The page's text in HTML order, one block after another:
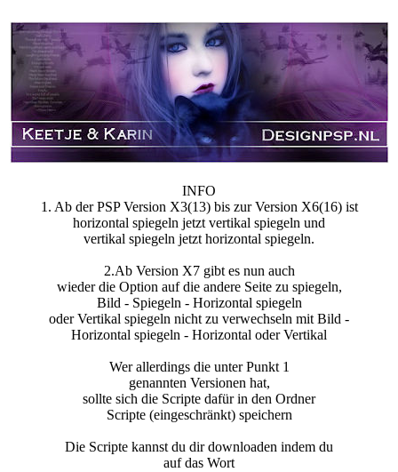
INFO
1. Ab der PSP Version X3(13) bis zur Version X6(16) ist
horizontal spiegeln jetzt vertikal spiegeln und
vertikal spiegeln jetzt horizontal spiegeln.
2.Ab Version X7 gibt es nun auch
wieder die Option auf die andere Seite zu spiegeln,
Bild - Spiegeln - Horizontal spiegeln
oder Vertikal spiegeln nicht zu verwechseln mit Bild -
Horizontal spiegeln - Horizontal oder Vertikal
Wer allerdings die unter Punkt 1
genannten Versionen hat,
sollte sich die Scripte dafür in den Ordner
Scripte (eingeschränkt) speichern
Die Scripte kannst du dir downloaden indem du
auf das Wort